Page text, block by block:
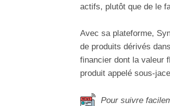
actifs, plutôt que de le
Avec sa plateforme,
de produits dérivés
financier dont la valeur
produit appelé sous-
Pour suivre